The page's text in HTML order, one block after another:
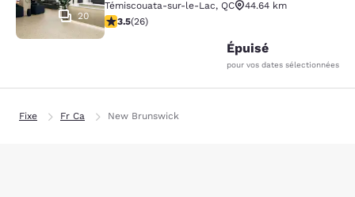
20
Témiscouata-sur-le-Lac, QC
44.64 km
3.54 étoiles. Bien. 26 commentaires
3.5(26)
Épuisé
pour vos dates sélectionnées
Fixe Fr Ca New Brunswick